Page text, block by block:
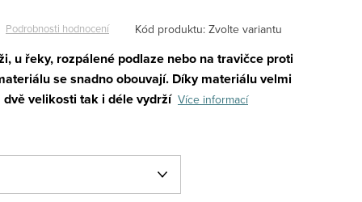
Podrobnosti hodnocení Kód produktu: Zvolte variantu
u řeky, rozpálené podlaze nebo na travičce proti
se snadno obouvají. Díky materiálu velmi
dvě velikosti tak i déle vydrží Více informací